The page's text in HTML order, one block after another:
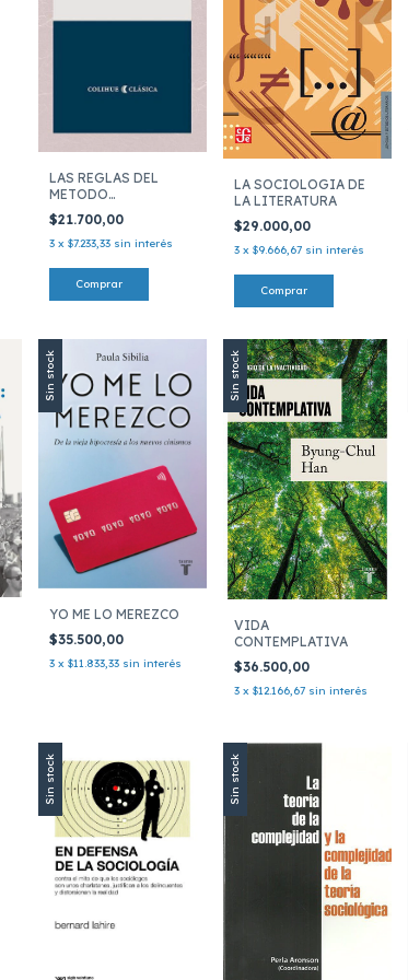
LAS REGLAS DEL
METODO
SOCIOLOGICO
$21.700,00
3 x $7.233,33 sin interés
LA SOCIOLOGIA DE
LA LITERATURA
$29.000,00
3 x $9.666,67 sin interés
Sin stock
YO ME LO MEREZCO
$35.500,00
3 x $11.833,33 sin interés
Sin stock
VIDA
CONTEMPLATIVA
$36.500,00
3 x $12.166,67 sin interés
Sin stock Sin stock